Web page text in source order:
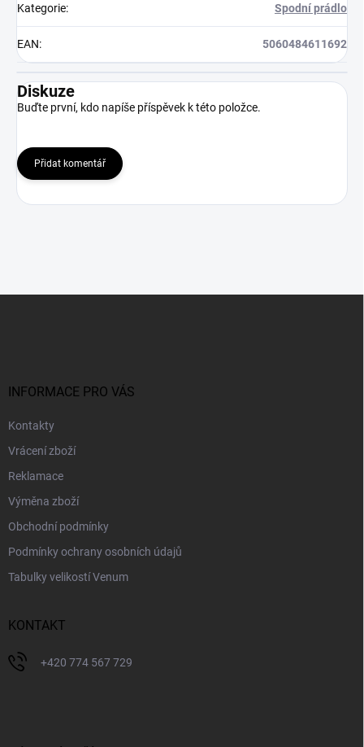
Kategorie: Spodní prádlo
EAN: 5060484611692
Diskuze
Buďte první, kdo napíše příspěvek k této položce.
Přidat komentář
INFORMACE PRO VÁS
Kontakty
Vrácení zboží
Reklamace
Výměna zboží
Obchodní podmínky
Podmínky ochrany osobních údajů
Tabulky velikostí Venum
KONTAKT
+420 774 567 729